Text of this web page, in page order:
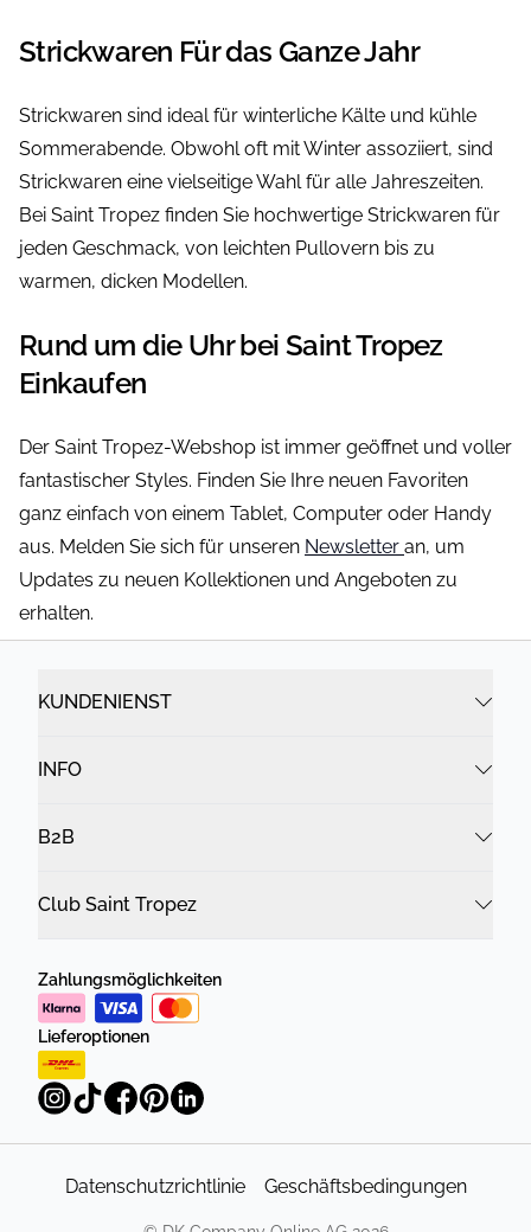
Strickwaren Für das Ganze Jahr
Strickwaren sind ideal für winterliche Kälte und kühle
Sommerabende. Obwohl oft mit Winter assoziiert, sind
Strickwaren eine vielseitige Wahl für alle Jahreszeiten.
Bei Saint Tropez finden Sie hochwertige Strickwaren für
jeden Geschmack, von leichten Pullovern bis zu
warmen, dicken Modellen.
Rund um die Uhr bei Saint Tropez
Einkaufen
Der Saint Tropez-Webshop ist immer geöffnet und voller
fantastischer Styles. Finden Sie Ihre neuen Favoriten
ganz einfach von einem Tablet, Computer oder Handy
aus. Melden Sie sich für unseren Newsletter an, um
Updates zu neuen Kollektionen und Angeboten zu
erhalten.
KUNDENIENST
INFO
B2B
Club Saint Tropez
Zahlungsmöglichkeiten
Lieferoptionen
Datenschutzrichtlinie Geschäftsbedingungen